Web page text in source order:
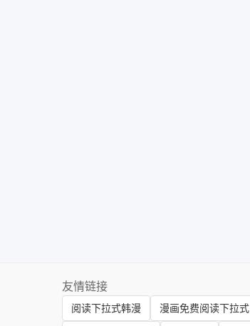
友情链接
阅读下拉式韩漫 漫画免费阅读下拉式